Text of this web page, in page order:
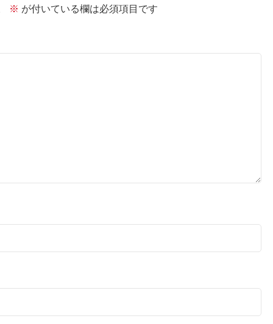
※ が付いている欄は必須項目です